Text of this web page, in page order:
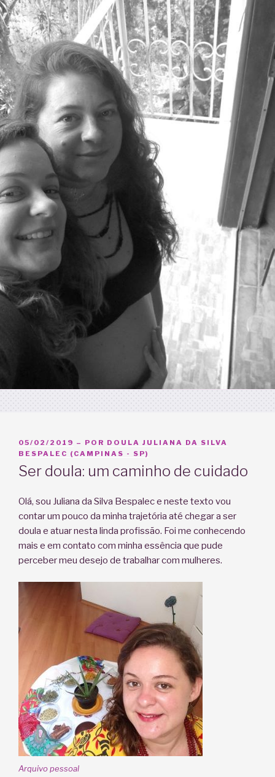
PUBLICADO
EM
05/02/2019 – POR DOULA JULIANA DA SILVA
BESPALEC (CAMPINAS - SP)
Ser doula: um caminho de cuidado
Olá, sou Juliana da Silva Bespalec e neste texto vou
contar um pouco da minha trajetória até chegar a ser
doula e atuar nesta linda profissão. Foi me conhecendo
mais e em contato com minha essência que pude
perceber meu desejo de trabalhar com mulheres.
Arquivo pessoal